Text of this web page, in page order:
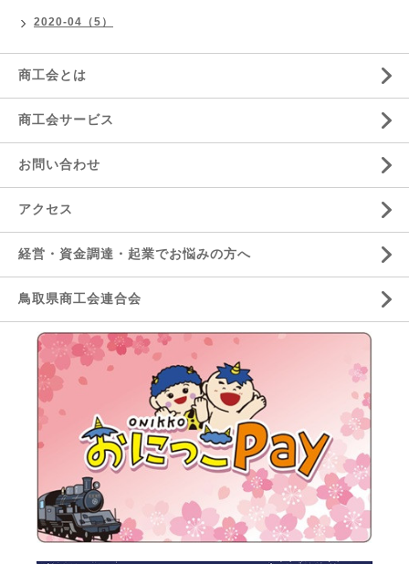
2020-04（5）
商工会とは
商工会サービス
お問い合わせ
アクセス
経営・資金調達・起業でお悩みの方へ
鳥取県商工会連合会